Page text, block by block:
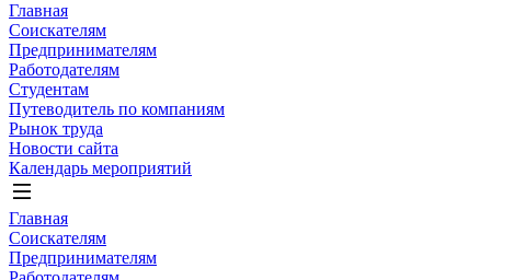
Главная
Соискателям
Предпринимателям
Работодателям
Студентам
Путеводитель по компаниям
Рынок труда
Новости сайта
Календарь мероприятий
Главная
Соискателям
Предпринимателям